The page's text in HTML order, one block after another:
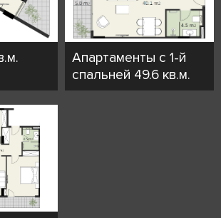
Апартаменты с 1-й
спальней 49.6 кв.м.